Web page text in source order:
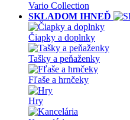
Vario Collection
SKLADOM IHNEĎ
Čiapky a doplnky
Tašky a peňaženky
Fľaše a hrnčeky
Hry